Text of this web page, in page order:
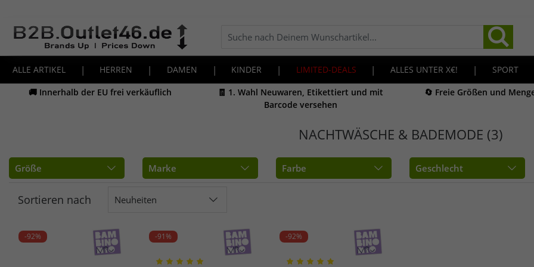
ALLE ARTIKEL | HERREN | DAMEN | KINDER | LIMITED-DEALS | ALLES UNTER X€! | SPORT
🚚 Innerhalb der EU frei verkäuflich
🧾 1. Wahl Neuwaren, Etikettiert und mit
Barcode versehen
🔄 Freie Größen und
NACHTWÄSCHE & BADEMODE (3)
Größe Marke Farbe Geschlecht
Sortieren nach Neuheiten
-92% -91% -92%